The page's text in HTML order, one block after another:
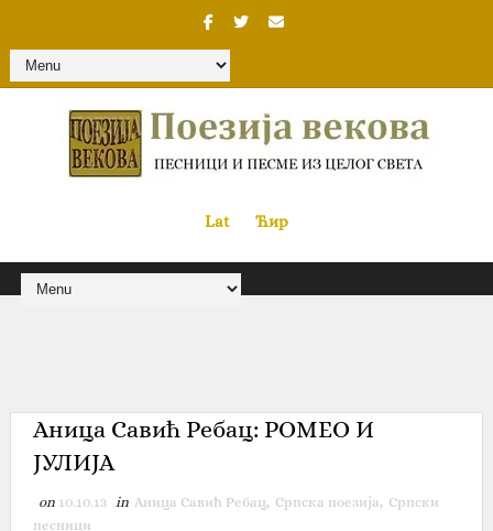
Lat« Ћир
Аница Савић Ребац: РОМЕО И
ЈУЛИЈА
on 10.10.13 in Аница Савић Ребац, Српска поезија, Српски
песници